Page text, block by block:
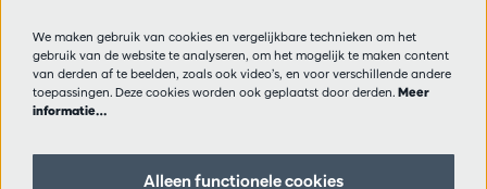
Privacy
Verkoopsvoorwaarden
Pers
We maken gebruik van cookies en vergelijkbare technieken om het
gebruik van de website te analyseren, om het mogelijk te maken content
van derden af te beelden, zoals ook video’s, en voor verschillende andere
toepassingen. Deze cookies worden ook geplaatst door derden. Meer
informatie…
Alleen functionele cookies